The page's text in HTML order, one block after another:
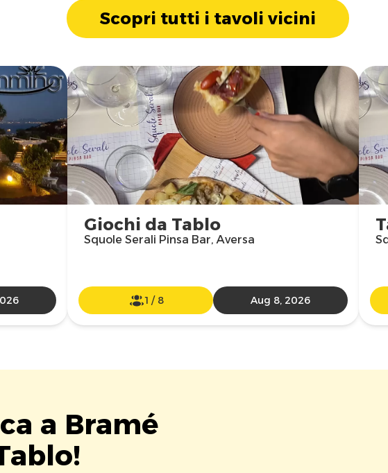
Scopri tutti i tavoli vicini
Giochi da Tablo
Squole Serali Pinsa Bar, Aversa
1 / 8 Aug 8, 2026
a Bramé